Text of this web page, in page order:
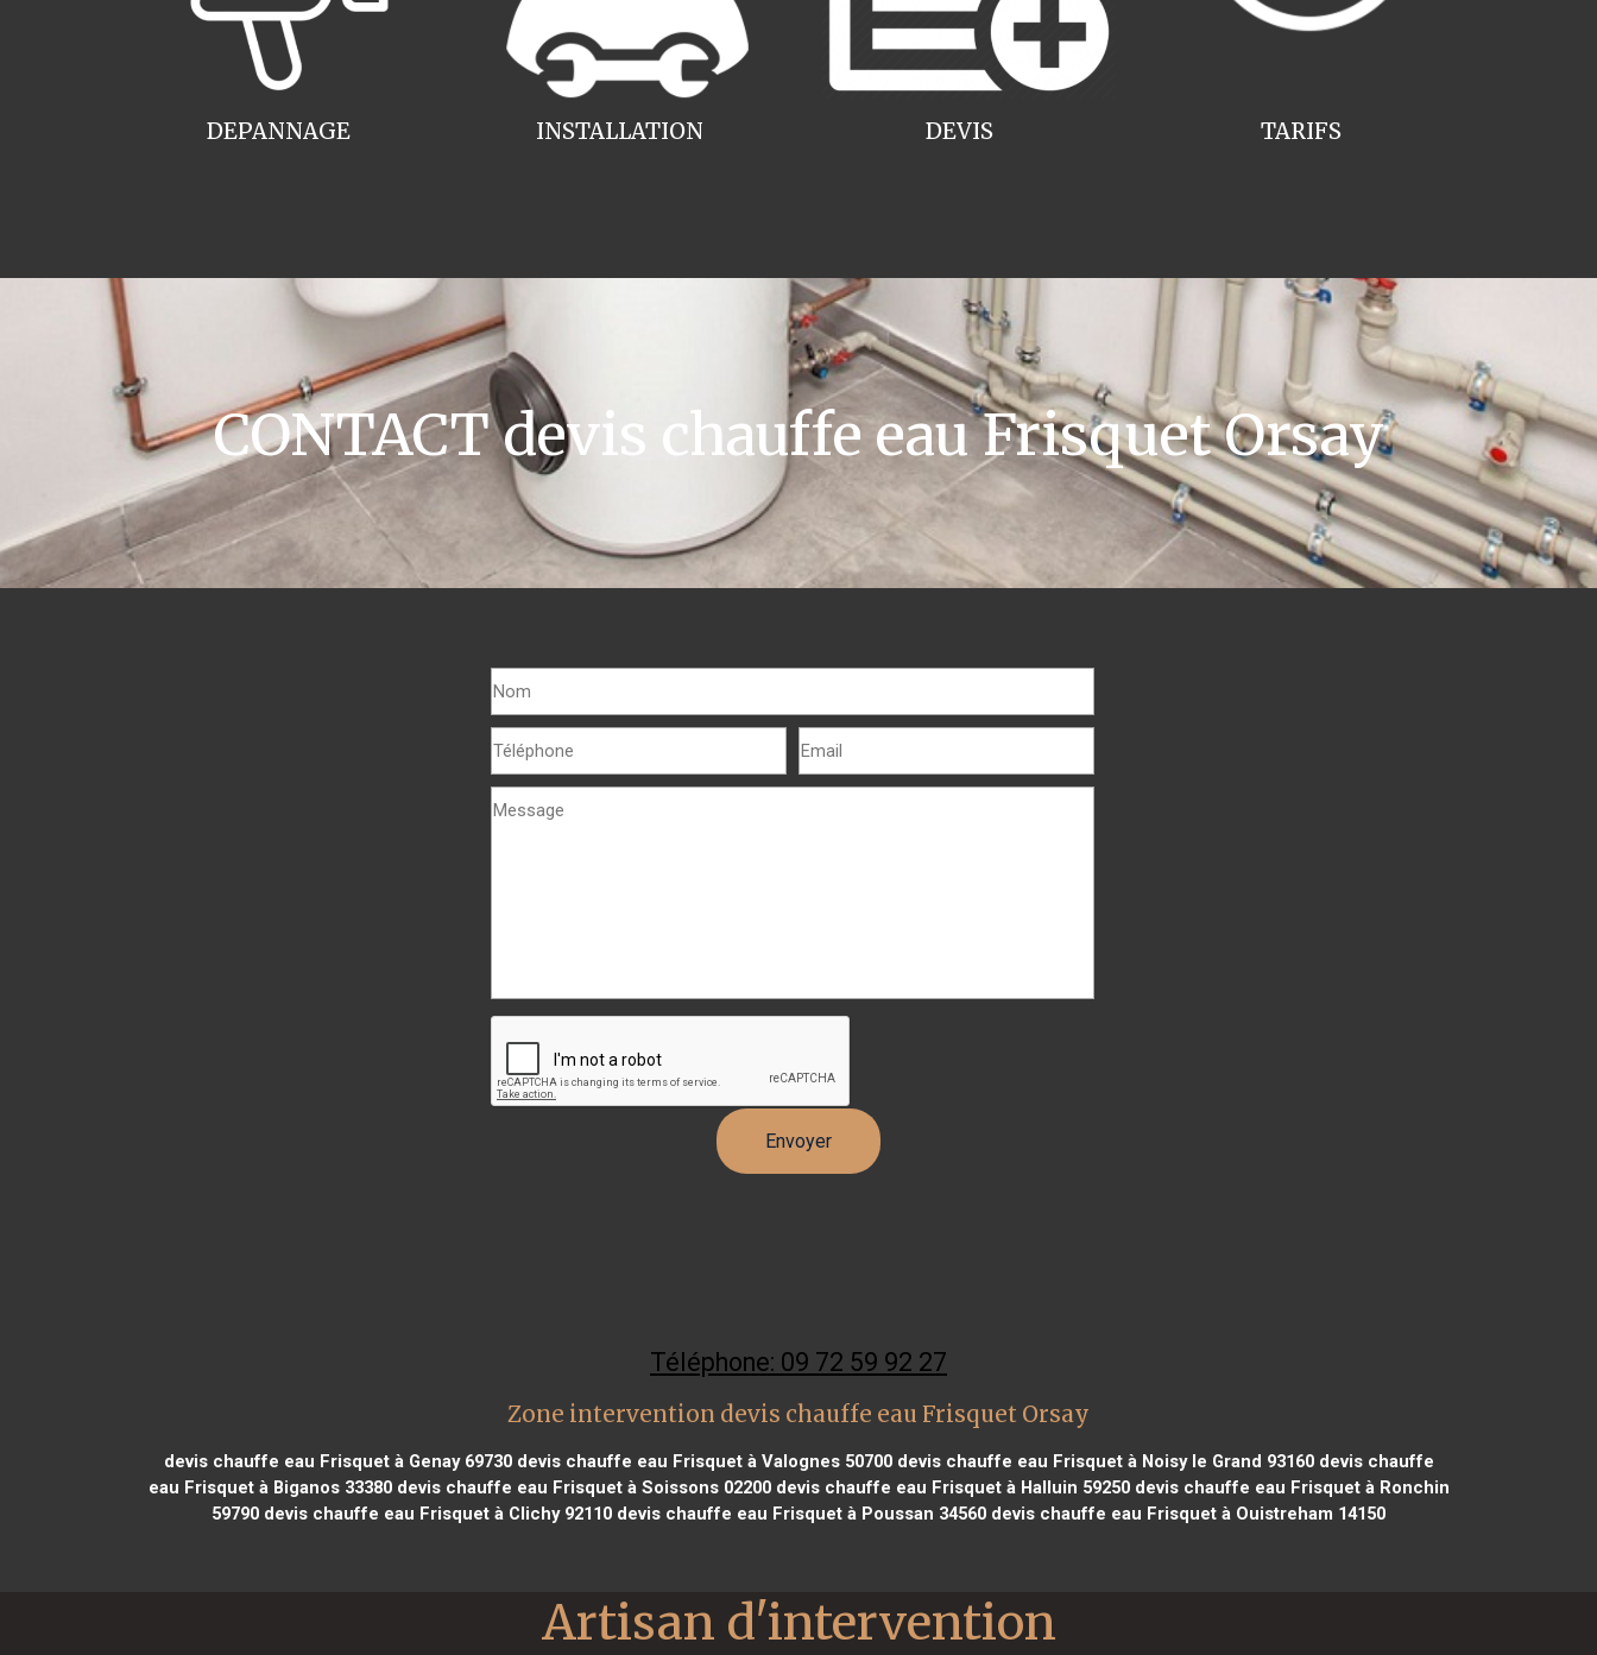
INSTALLATION
DEPANNAGE TARIFS
DEVIS
CONTACT devis chauffe eau Frisquet Orsay
Téléphone: 09 72 59 92 27
Zone intervention devis chauffe eau Frisquet Orsay
devis chauffe eau Frisquet à Genay 69730devis chauffe eau Frisquet à Valognes 50700devis chauffe eau Frisquet à Noisy le Grand 93160devis chauffe
eau Frisquet à Biganos 33380devis chauffe eau Frisquet à Soissons 02200devis chauffe eau Frisquet à Halluin 59250devis chauffe eau Frisquet à Ronchin
59790 devis chauffe eau Frisquet à Clichy 92110 devis chauffe eau Frisquet à Poussan 34560 devis chauffe eau Frisquet à Ouistreham 14150
Artisan d'intervention